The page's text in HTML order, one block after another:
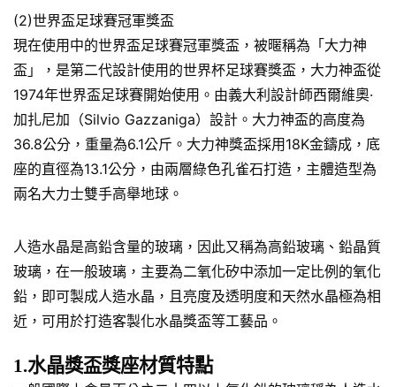
(2)世界盃足球賽冠軍獎盃
現在使用中的世界盃足球賽冠軍獎盃，被暱稱為「大力神
盃」，是第二代設計使用的世界杯足球賽獎盃，大力神盃從
1974年世界盃足球賽開始使用。由義大利設計師西爾維奧·
加扎尼加（Silvio Gazzaniga）設計。大力神盃的高度為
36.8公分，重量為6.1公斤。大力神獎盃採用18K金鑄成，底
座的直徑為13.1公分，由兩層綠色孔雀石打造，主體造型為
兩名大力士雙手高舉地球。
人造水晶是高鉛含量的玻璃，因此又稱為高鉛玻璃、鉛晶質
玻璃，在一般玻璃，主要為二氧化矽中添加一定比例的氧化
鉛，即可製成人造水晶，且亮度及透明度和天然水晶極為相
近，可用於打造客製化水晶獎盃等工藝品。
1.水晶獎盃獎座材質特點